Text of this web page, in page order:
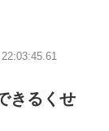
きるくせ